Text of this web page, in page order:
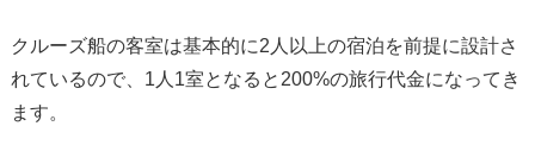
クルーズ船の客室は基本的に2人以上の宿泊を前提に設計さ
れているので、1人1室となると200%の旅行代金になってき
ます。